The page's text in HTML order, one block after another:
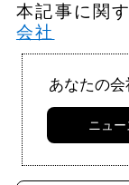
本記事に関
会社
あなたの
ニュー